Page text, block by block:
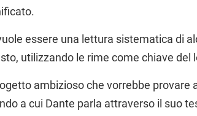
essere una lettura sistematica di
utilizzando le rime come chiave del
ambizioso che vorrebbe provare
a cui Dante parla attraverso il suo